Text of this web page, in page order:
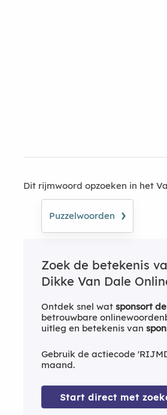
Dit rijmwoord opzoeken in het
Puzzelwoorden ›
Zoek de betekenis
Dikke Van Dale
Ontdek snel wat sponsort
betrouwbare
uitleg en betekenis van
Gebruik de actiecode
maand.
Start direct met